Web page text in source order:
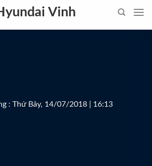
Vinh
: Thứ Bảy, 14/07/2018 | 16:13